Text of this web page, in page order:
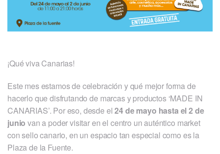
¡Qué viva Canarias!
Este mes estamos de celebración y qué mejor forma de
hacerlo que disfrutando de marcas y productos ‘MADE IN
CANARIAS’. Por eso, desde el24 de mayo hasta el 2 de
junio van a poder visitar en el centro un auténtico market
con sello canario, en un espacio tan especial como es la
Plaza de la Fuente.